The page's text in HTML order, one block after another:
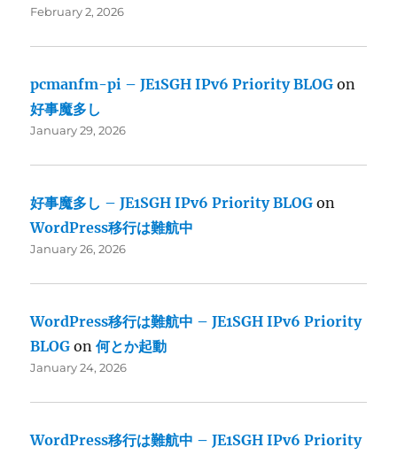
February 2, 2026
pcmanfm-pi – JE1SGH IPv6 Priority BLOG on
好事魔多し
January 29, 2026
好事魔多し – JE1SGH IPv6 Priority BLOG on
WordPress移行は難航中
January 26, 2026
WordPress移行は難航中 – JE1SGH IPv6 Priority
BLOG on何とか起動
January 24, 2026
WordPress移行は難航中 – JE1SGH IPv6 Priority